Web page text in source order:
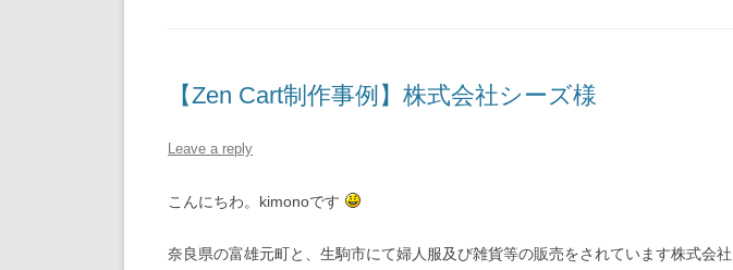
【Zen Cart制作事例】株式会社シーズ様
Leave a reply
こんにちわ。kimonoです
奈良県の富雄元町と、生駒市にて婦人服及び雑貨等の販売をされています株式会